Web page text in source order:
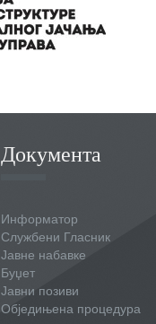
Документа
Информатор
Службени Гласник
Јавне набавке
Буџет
Јавни позиви
Обједињена процедура